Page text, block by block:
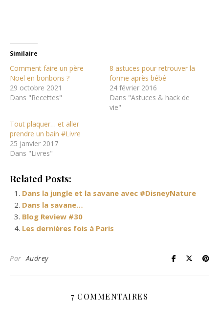
Similaire
Comment faire un père
Noël en bonbons ?
29 octobre 2021
Dans "Recettes"
8 astuces pour retrouver la
forme après bébé
24 février 2016
Dans "Astuces & hack de
vie"
Tout plaquer… et aller
prendre un bain #Livre
25 janvier 2017
Dans "Livres"
Related Posts:
Dans la jungle et la savane avec #DisneyNature
Dans la savane…
Blog Review #30
Les dernières fois à Paris
ParAudrey
7 COMMENTAIRES